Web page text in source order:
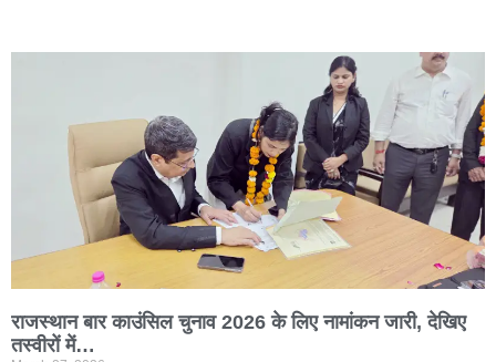
राजस्थान बार काउंसिल चुनाव 2026 के लिए नामांकन जारी, देखिए
तस्वीरों में…